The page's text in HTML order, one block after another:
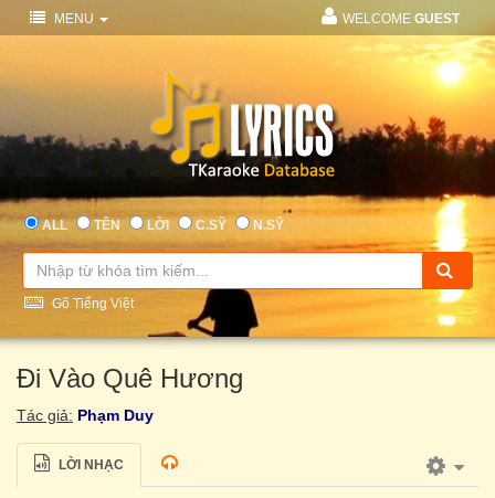
MENU WELCOME GUEST
ALL TÊN LỜI C.SỸ N.SỸ
Gõ Tiếng Việt
Đi Vào Quê Hương
Tác giả: Phạm Duy
LỜI NHẠC